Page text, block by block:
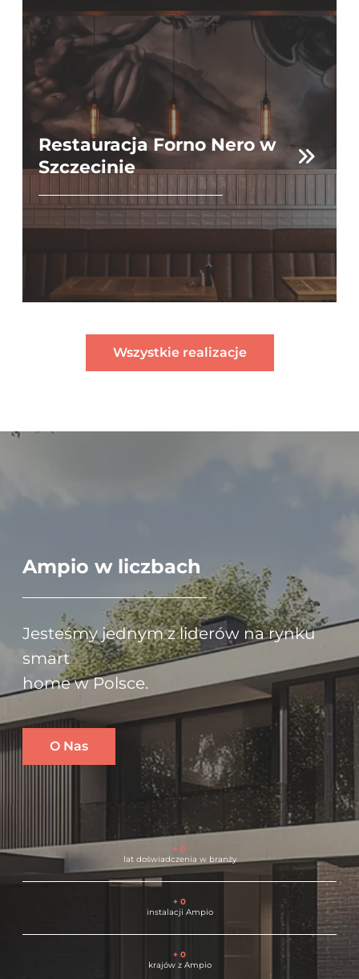
Restauracja Forno Nero w
Szczecinie
Wszystkie realizacje
Ampio w liczbach
Jesteśmy jednym z liderów na rynku
smart
home w Polsce.
O Nas
+ 0
lat doświadczenia w branży
+ 0
instalacji Ampio
+ 0
krajów z Ampio